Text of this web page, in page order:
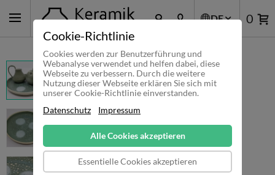
Cookie-Richtlinie
Cookies werden zur Benutzerführung und
Webanalyse verwendet und helfen dabei, diese
Webseite zu verbessern. Durch die weitere
Nutzung dieser Webseite erklären Sie sich mit
unserer Cookie-Richtlinie einverstanden.
Datenschutz
Impressum
Alle Cookies akzeptieren
Essentielle Cookies akzeptieren
DE 0